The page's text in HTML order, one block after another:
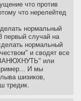
что против
что нерелейтед
нормальный
первый случай на
нормальный
и сводят все
или
И мы
шизиков,
тредик.